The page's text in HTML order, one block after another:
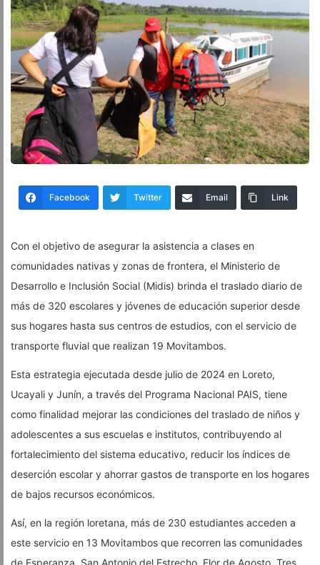
Facebook Twitter Email Link
Con el objetivo de asegurar la asistencia a clases en
comunidades nativas y zonas de frontera, el Ministerio de
Desarrollo e Inclusión Social (Midis) brinda el traslado diario de
más de 320 escolares y jóvenes de educación superior desde
sus hogares hasta sus centros de estudios, con el servicio de
transporte fluvial que realizan 19 Movitambos.
Esta estrategia ejecutada desde julio de 2024 en Loreto,
Ucayali y Junín, a través del Programa Nacional PAIS, tiene
como finalidad mejorar las condiciones del traslado de niños y
adolescentes a sus escuelas e institutos, contribuyendo al
fortalecimiento del sistema educativo, reducir los índices de
deserción escolar y ahorrar gastos de transporte en los hogares
de bajos recursos económicos.
Así, en la región loretana, más de 230 estudiantes acceden a
este servicio en 13 Movitambos que recorren las comunidades
de Esperanza, San Antonio del Estrecho, Flor de Agosto, Tres